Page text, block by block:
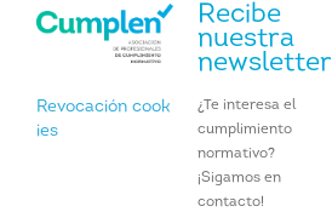
Revocación cook
ies
Recibe
nuestra
newsletter
¿Te interesa el
cumplimiento
normativo?
¡Sigamos en
contacto!